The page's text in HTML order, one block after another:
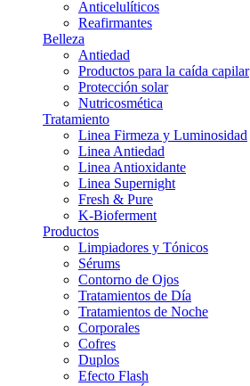
Anticelulíticos
Reafirmantes
Belleza
Antiedad
Productos para la caída capilar
Protección solar
Nutricosmética
Tratamiento
Linea Firmeza y Luminosidad
Linea Antiedad
Linea Antioxidante
Linea Supernight
Fresh & Pure
K-Bioferment
Productos
Limpiadores y Tónicos
Sérums
Contorno de Ojos
Tratamientos de Día
Tratamientos de Noche
Corporales
Cofres
Duplos
Efecto Flash